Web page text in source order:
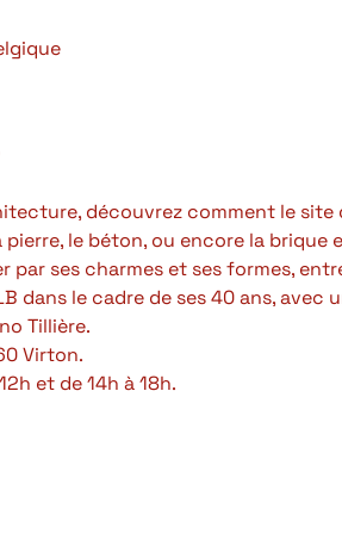
découvrez comment le site
le béton, ou encore la brique
ses charmes et ses formes,
dans le cadre de ses 40 ans,
Tillière.
Virton.
et de 14h à 18h.